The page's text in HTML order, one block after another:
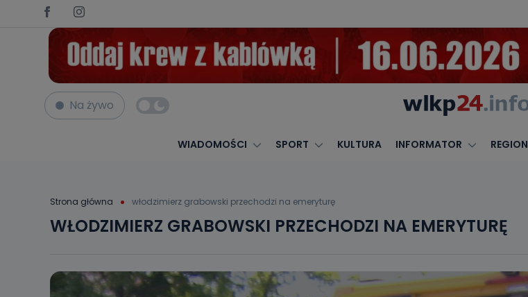
Na żywo
WIADOMOŚCI SPORT KULTURA INFORMATOR REGION
Strona główna włodzimierz grabowski przechodzi na emeryturę
WŁODZIMIERZ GRABOWSKI PRZECHODZI NA EMERYTURĘ